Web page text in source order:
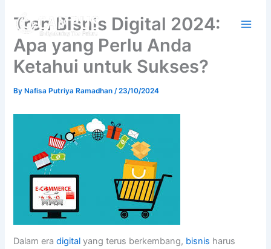
content
Tren Bisnis Digital 2024:
Apa yang Perlu Anda
Ketahui untuk Sukses?
ByNafisa Putriya Ramadhan/23/10/2024
Dalam eradigital yang terus berkembang, bisnis harus